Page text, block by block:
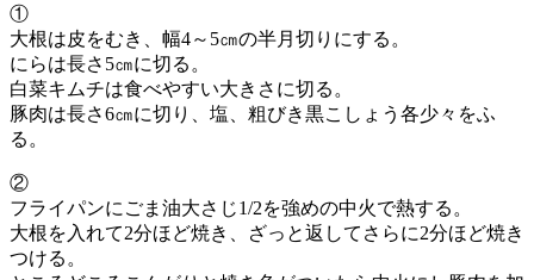
①
大根は皮をむき、幅4～5㎝の半月切りにする。
にらは長さ5㎝に切る。
白菜キムチは食べやすい大きさに切る。
豚肉は長さ6㎝に切り、塩、粗びき黒こしょう各少々をふ
る。
②
フライパンにごま油大さじ1/2を強めの中火で熱する。
大根を入れて2分ほど焼き、ざっと返してさらに2分ほど焼き
つける。